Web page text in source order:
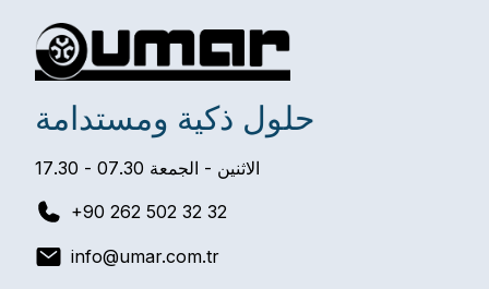
حلول ذكية ومستدامة
الاثنين - الجمعة 07.30 - 17.30
+90 262 502 32 32
info@umar.com.tr